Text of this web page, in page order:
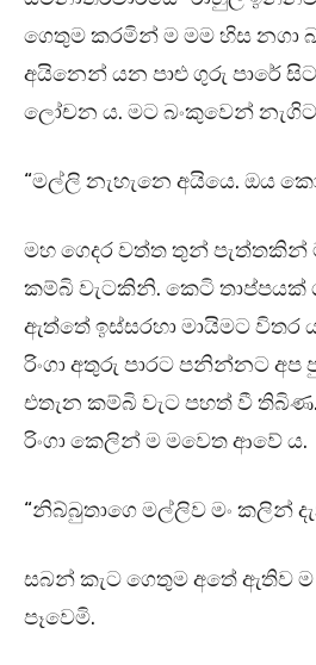
ගෙතුම කරමින් ම මම හිස නගා
අයිනෙන් යන පාළු ගුරු පාරේ
ලෝචන ය. මට බංකුවෙන්
“මල්ලි නැහැනෙ අයියෙ. ඔය
මහ ගෙදර වත්ත තුන් පැත්තකින්
කම්බි වැටකිනි. කෙටි තාප්පයක්
ඇත්තේ ඉස්සරහා මායිමට විතර
රිංගා අතුරු පාරට පනින්නට අප
එතැන කම්බි වැට පහත් වී
රිංගා කෙලින් ම මවෙත ආවේ ය.
“නිබ්බුතාගෙ මල්ලිව මං කලින්
සබන් කැට ගෙතුම අතේ ඇතිව
පෑවෙමි.